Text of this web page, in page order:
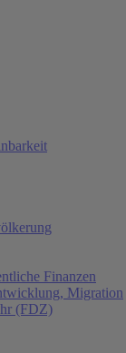
Finanzen
Migration
(FDZ)